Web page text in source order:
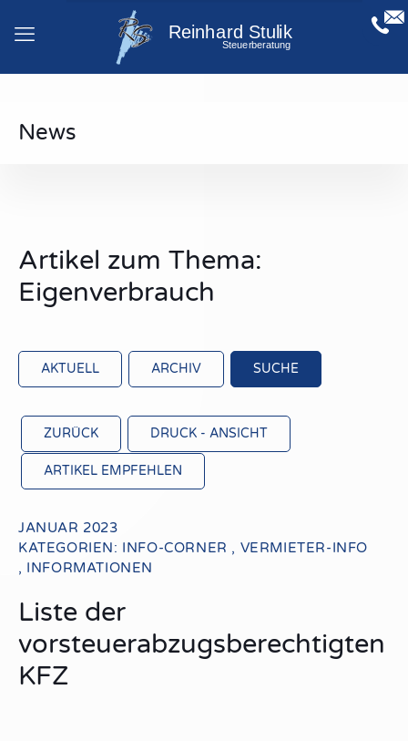
News
Artikel zum Thema:
Eigenverbrauch
AKTUELL ARCHIV SUCHE
ZURÜCK DRUCK - ANSICHT
ARTIKEL EMPFEHLEN
JANUAR 2023
KATEGORIEN: INFO-CORNER , VERMIETER-INFO
, INFORMATIONEN
Liste der
vorsteuerabzugsberechtigten
KFZ